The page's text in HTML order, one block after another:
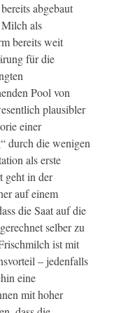
abgebaut
als
bereits weit
für die
Pool von
plausibler
einer
durch die wenigen
als erste
geht in der
auf einem
die Saat auf die
selber zu
ist mit
– jedenfalls
eine
mit hoher